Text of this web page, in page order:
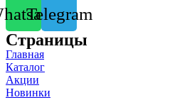
Telegram
Страницы
Главная
Каталог
Акции
Новинки